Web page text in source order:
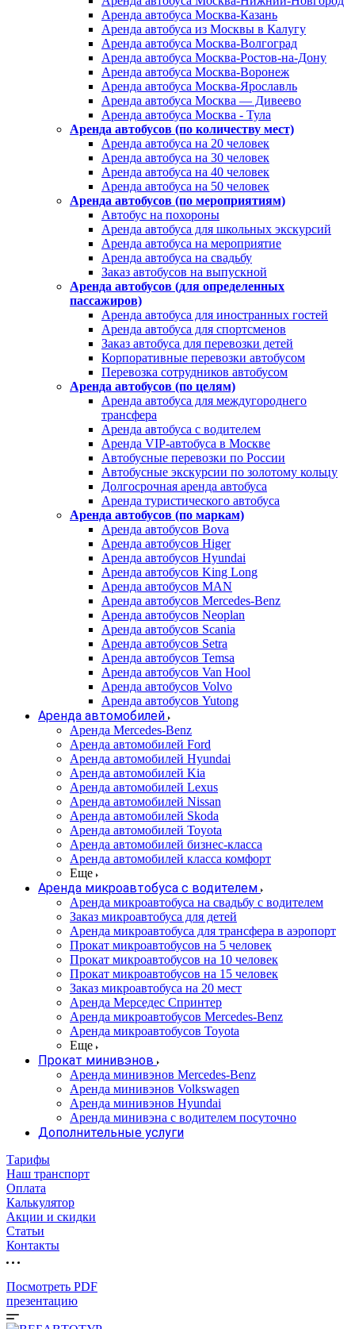
Аренда автобуса Москва-Казань
Аренда автобуса из Москвы в Калугу
Аренда автобуса Москва-Волгоград
Аренда автобуса Москва-Ростов-на-Дону
Аренда автобуса Москва-Воронеж
Аренда автобуса Москва-Ярославль
Аренда автобуса Москва — Дивеево
Аренда автобуса Москва - Тула
Аренда автобусов (по количеству мест)
Аренда автобуса на 20 человек
Аренда автобуса на 30 человек
Аренда автобуса на 40 человек
Аренда автобуса на 50 человек
Аренда автобусов (по мероприятиям)
Автобус на похороны
Аренда автобуса для школьных экскурсий
Аренда автобуса на мероприятие
Аренда автобуса на свадьбу
Заказ автобусов на выпускной
Аренда автобусов (для определенных
пассажиров)
Аренда автобуса для иностранных гостей
Аренда автобуса для спортсменов
Заказ автобуса для перевозки детей
Корпоративные перевозки автобусом
Перевозка сотрудников автобусом
Аренда автобусов (по целям)
Аренда автобуса для междугороднего
трансфера
Аренда автобуса с водителем
Аренда VIP-автобуса в Москве
Автобусные перевозки по России
Автобусные экскурсии по золотому кольцу
Долгосрочная аренда автобуса
Аренда туристического автобуса
Аренда автобусов (по маркам)
Аренда автобусов Bova
Аренда автобусов Higer
Аренда автобусов Hyundai
Аренда автобусов King Long
Аренда автобусов MAN
Аренда автобусов Mercedes-Benz
Аренда автобусов Neoplan
Аренда автобусов Scania
Аренда автобусов Setra
Аренда автобусов Temsa
Аренда автобусов Van Hool
Аренда автобусов Volvo
Аренда автобусов Yutong
Аренда автомобилей
Аренда Mercedes-Benz
Аренда автомобилей Ford
Аренда автомобилей Hyundai
Аренда автомобилей Kia
Аренда автомобилей Lexus
Аренда автомобилей Nissan
Аренда автомобилей Skoda
Аренда автомобилей Toyota
Аренда автомобилей бизнес-класса
Аренда автомобилей класса комфорт
Еще
Аренда микроавтобуса с водителем
Аренда микроавтобуса на свадьбу с водителем
Заказ микроавтобуса для детей
Аренда микроавтобуса для трансфера в аэропорт
Прокат микроавтобусов на 5 человек
Прокат микроавтобусов на 10 человек
Прокат микроавтобусов на 15 человек
Заказ микроавтобуса на 20 мест
Аренда Мерседес Спринтер
Аренда микроавтобусов Mercedes-Benz
Аренда микроавтобусов Toyota
Еще
Прокат минивэнов
Аренда минивэнов Mercedes-Benz
Аренда минивэнов Volkswagen
Аренда минивэнов Hyundai
Аренда минивэна с водителем посуточно
Дополнительные услуги
Тарифы
Наш транспорт
Оплата
Калькулятор
Акции и скидки
Статьи
Контакты
Посмотреть PDF
презентацию